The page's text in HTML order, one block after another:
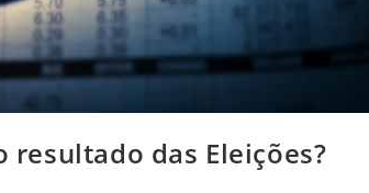
resultado das Eleições?